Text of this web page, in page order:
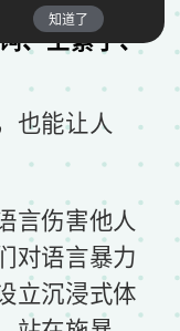
知道了
传媒系/黄歆
、王紫宁、
也能让人
言伤害他人
对语言暴力
立沉浸式体